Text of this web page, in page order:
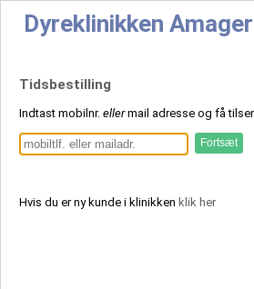
Dyreklinikken
Tidsbestilling
Indtast mobilnr. ellermail adresse og få
Hvis du er ny kunde i klinikken klik her